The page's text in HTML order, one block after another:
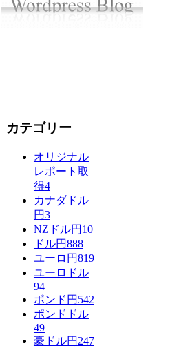
カテゴリー
オリジナル
レポート取
得4
カナダドル
円3
NZドル円 10
ドル円888
ユーロ円819
ユーロドル
94
ポンド円 542
ポンドドル
49
豪ドル円 247